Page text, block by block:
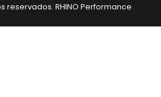
reservados. RHINO Performance​